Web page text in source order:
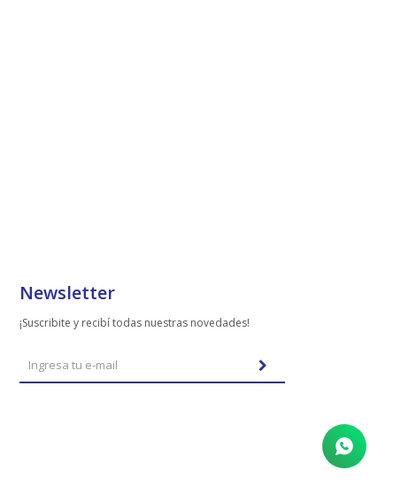
Newsletter
¡Suscribite y recibí todas nuestras novedades!